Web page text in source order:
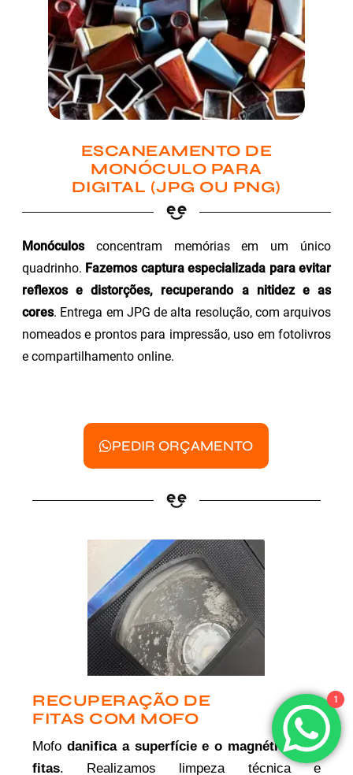
ESCANEAMENTO DE
MONÓCULO PARA
DIGITAL (JPG OU PNG)
Monóculosconcentram memórias em um único
quadrinho. Fazemos captura especializada para evitar
reflexos e distorções, recuperando a nitidez e as
cores. Entrega em JPG de alta resolução, com arquivos
nomeados e prontos para impressão, uso em fotolivros
e compartilhamento online.
PEDIR ORÇAMENTO
RECUPERAÇÃO DE
FITAS COM MOFO
Mofodanifica a superfície e o magnético das
fitas. Realizamos limpeza técnica e
1